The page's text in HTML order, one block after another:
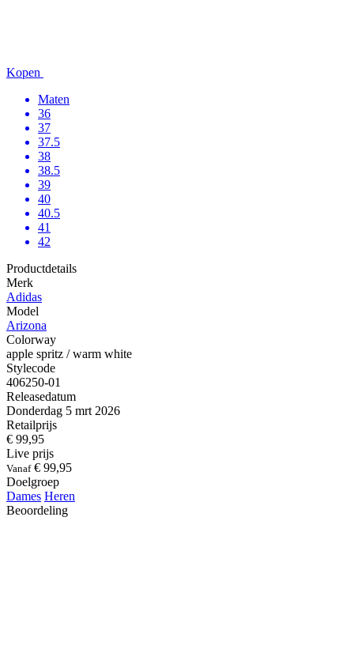
Kopen
Maten
36
37
37.5
38
38.5
39
40
40.5
41
42
Productdetails
Merk
Adidas
Model
Arizona
Colorway
apple spritz / warm white
Stylecode
406250-01
Releasedatum
Donderdag 5 mrt 2026
Retailprijs
€ 99,95
Live prijs
Vanaf€ 99,95
Doelgroep
Dames Heren
Beoordeling